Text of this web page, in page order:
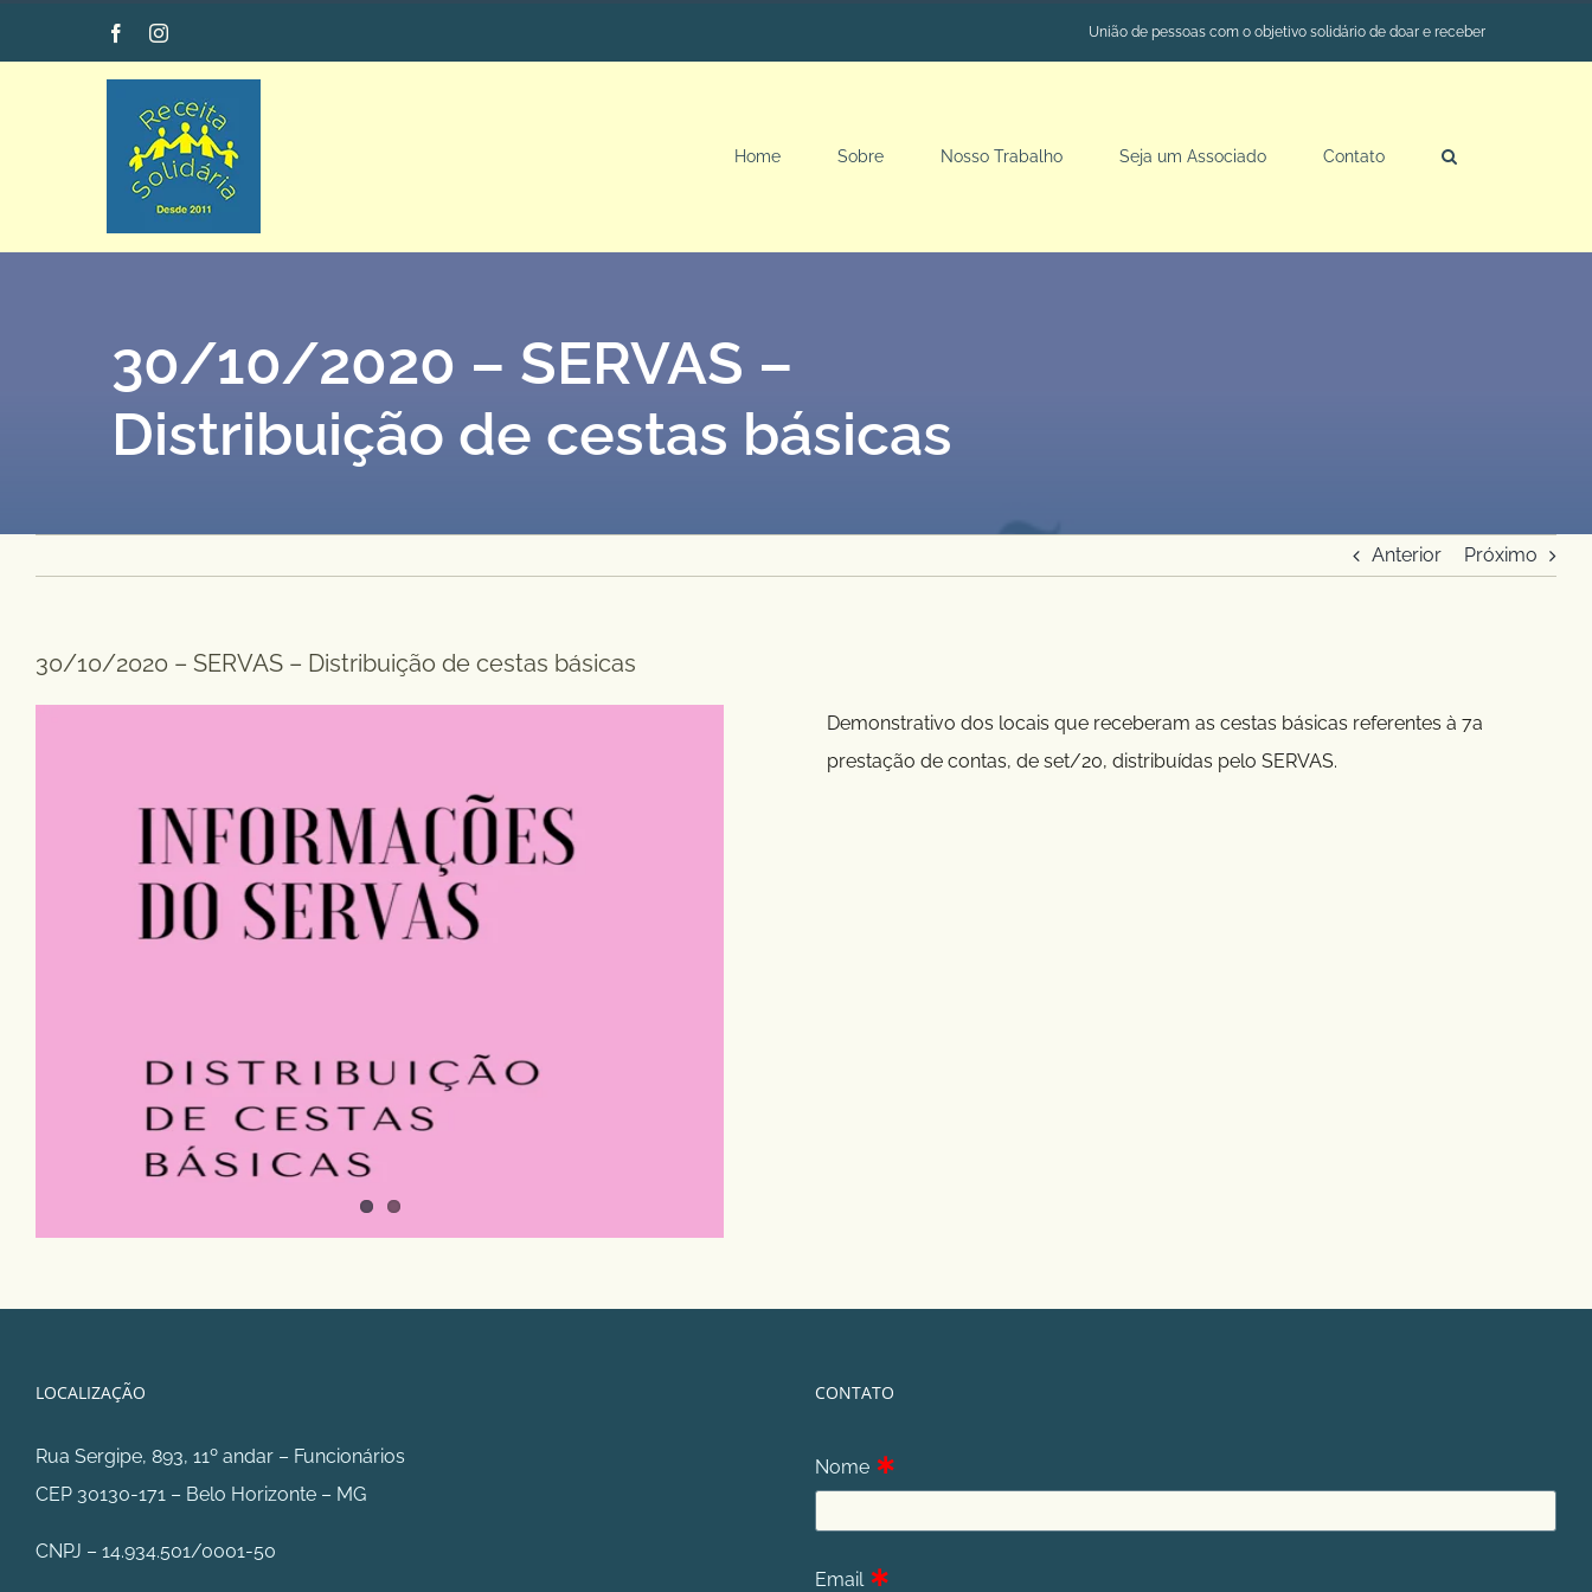
FacebookInstagram União de pessoas com o objetivo solidário de doar e receber
Home Sobre Nosso Trabalho Seja um Associado Contato
30/10/2020 – SERVAS –
Distribuição de cestas básicas
Anterior Próximo
30/10/2020 – SERVAS – Distribuição de cestas básicas
Demonstrativo dos locais que receberam as cestas básicas referentes à 7a
prestação de contas, de set/20, distribuídas pelo SERVAS.
LOCALIZAÇÃO
Rua Sergipe, 893, 11º andar – Funcionários
CEP 30130-171 – Belo Horizonte – MG
CNPJ – 14.934.501/0001-50
CONTATO
Nome ∗
Email ∗